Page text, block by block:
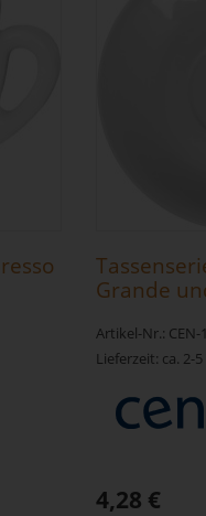
Grande
Artikel-Nr.: CEN-
Lieferzeit: ca. 2-5
4,28 €